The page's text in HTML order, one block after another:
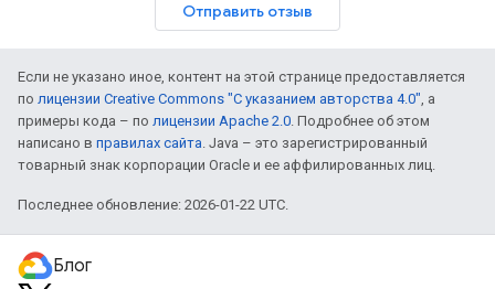
Отправить отзыв
Если не указано иное, контент на этой странице предоставляется
по лицензии Creative Commons "С указанием авторства 4.0", а
примеры кода – по лицензии Apache 2.0. Подробнее об этом
написано в правилах сайта. Java – это зарегистрированный
товарный знак корпорации Oracle и ее аффилированных лиц.
Последнее обновление: 2026-01-22 UTC.
Блог